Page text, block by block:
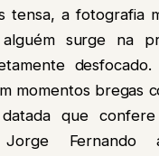
tensa, a fotografia
surge na
momentos bregas
que